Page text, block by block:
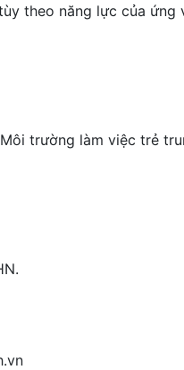
theo năng lực của ứng
trường làm việc trẻ